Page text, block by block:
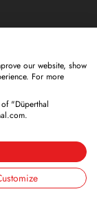
our website, show
For more
"Düperthal